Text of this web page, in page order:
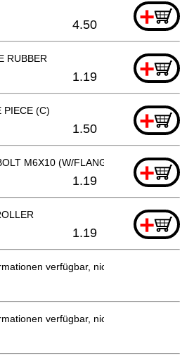
+
4.50
RUBBER +
1.19
PIECE (C) +
1.50
M6X10 (W/FLANGE) +
1.19
+
1.19
verfügbar, nicht bestellbar
verfügbar, nicht bestellbar